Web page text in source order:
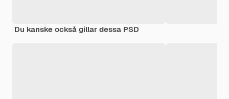
Du kanske också gillar dessa PSD